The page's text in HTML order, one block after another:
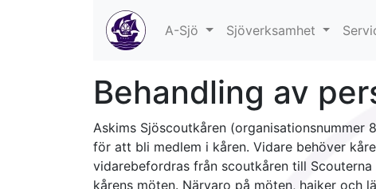
A-Sjö Sjöverksamhet
Behandling av
Askims Sjöscoutkåren
för att bli medlem i kåren. Vidare behöver
vidarebefordras från scoutkåren till
kårens möten. Närvaro på möten, hajker och